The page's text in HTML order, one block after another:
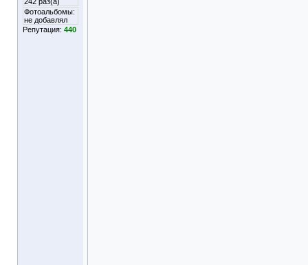
Фотоальбомы:
не добавлял
Репутация: 440